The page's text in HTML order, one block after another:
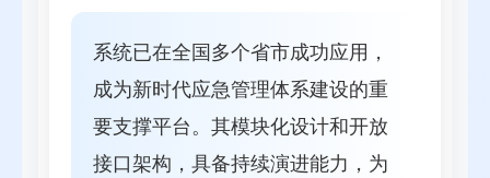
系统已在全国多个省市成功应用，
成为新时代应急管理体系建设的重
要支撑平台。其模块化设计和开放
接口架构，具备持续演进能力，为